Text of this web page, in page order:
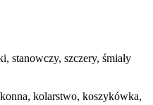
stanowczy, szczery, śmiały
kolarstwo, koszykówka,